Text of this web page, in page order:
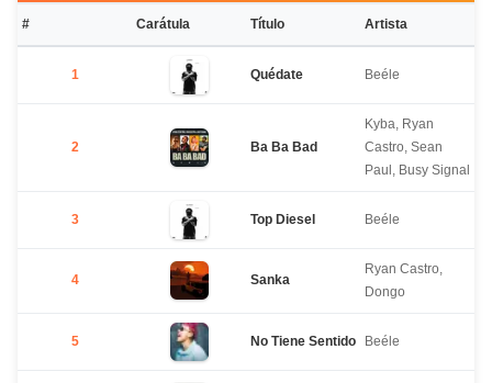
# Carátula Título Artista
1 Quédate Beéle
2 Ba Ba Bad
Kyba, Ryan
Castro, Sean
Paul, Busy Signal
3 Top Diesel Beéle
4 Sanka
Ryan Castro,
Dongo
5 No Tiene Sentido Beéle